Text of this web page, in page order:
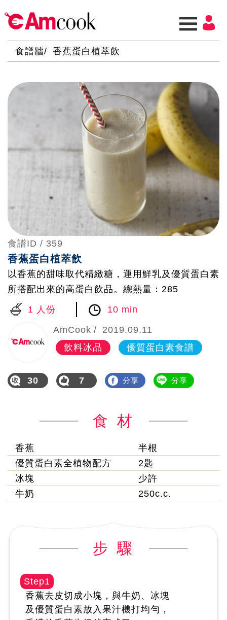
食譜牆 香蕉蛋白植萃飲
食譜ID / 359
香蕉蛋白植萃飲
以香蕉的甜味取代精緻糖，運用鮮乳及優質蛋白素
所搭配出來的高蛋白飲品。總熱量：285
1 人份
10 min
AmCook
2019.09.11
飲料冰品
優質蛋白素食譜
30 7 分享 分享
食 材
香蕉
半根
優質蛋白素全植物配方
2匙
冰塊
少許
牛奶
250c.c.
步 驟
Step1
香蕉去皮切成小塊，與牛奶、冰塊
及優質蛋白素放入果汁機打均勻，